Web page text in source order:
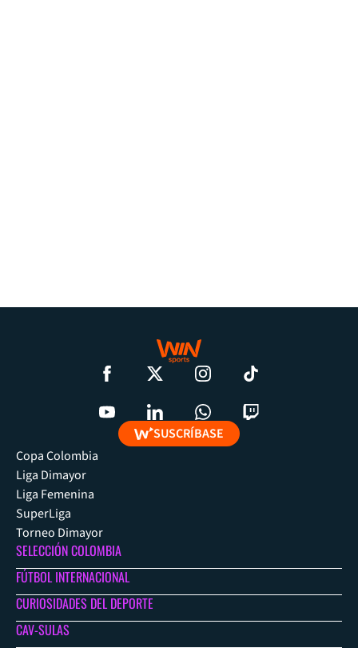
SUSCRÍBASE
Copa Colombia
Liga Dimayor
Liga Femenina
SuperLiga
Torneo Dimayor
SELECCIÓN COLOMBIA
FÚTBOL INTERNACIONAL
CURIOSIDADES DEL DEPORTE
CAV-SULAS